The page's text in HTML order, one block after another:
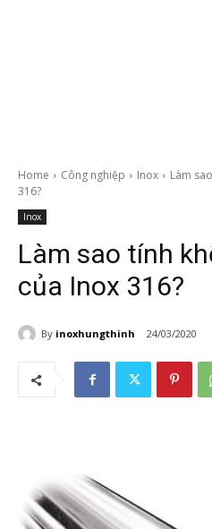
Home Công nghiệp Inox
Làm
316?
Inox
Làm sao tính
của Inox 316?
By inoxhungthinh 24/03/2020